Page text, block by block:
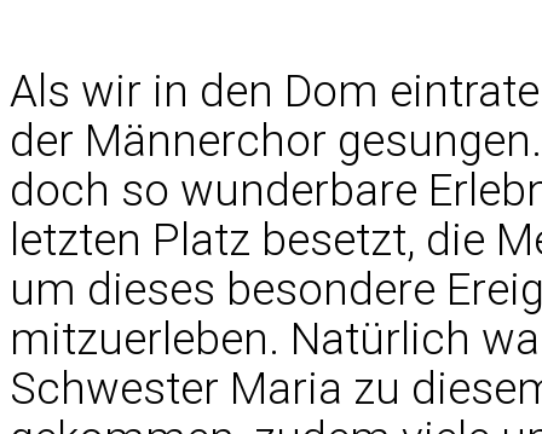
Als wir in den Dom
der Männerchor
doch so wunderbare
letzten Platz besetzt, die
um dieses besondere
mitzuerleben. Natürlich
Schwester Maria zu